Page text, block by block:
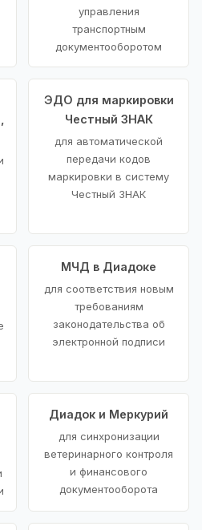
управления
транспортным
документооборотом
ЭДО для маркировки
Честный ЗНАК
для автоматической
передачи кодов
маркировки в систему
Честный ЗНАК
МЧД в Диадоке
для соответствия новым
требованиям
законодательства об
электронной подписи
Диадок и Меркурий
для синхронизации
ветеринарного контроля
и финансового
документооборота